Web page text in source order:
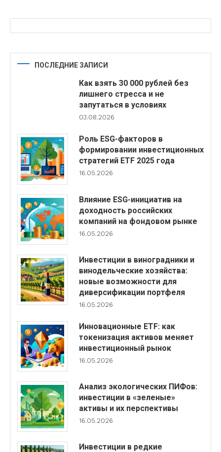
ПОСЛЕДНИЕ ЗАПИСИ
Как взять 30 000 рублей без
лишнего стресса и не
запутаться в условиях
03.08.2026
Роль ESG-факторов в
формировании инвестиционных
стратегий ETF 2025 года
16.05.2026
Влияние ESG-инициатив на
доходность российских
компаний на фондовом рынке
16.05.2026
Инвестиции в виноградники и
винодельческие хозяйства:
новые возможности для
диверсификации портфеля
16.05.2026
Инновационные ETF: как
токенизация активов меняет
инвестиционный рынок
16.05.2026
Анализ экологических ПИФов:
инвестиции в «зеленые»
активы и их перспективы
16.05.2026
Инвестиции в редкие